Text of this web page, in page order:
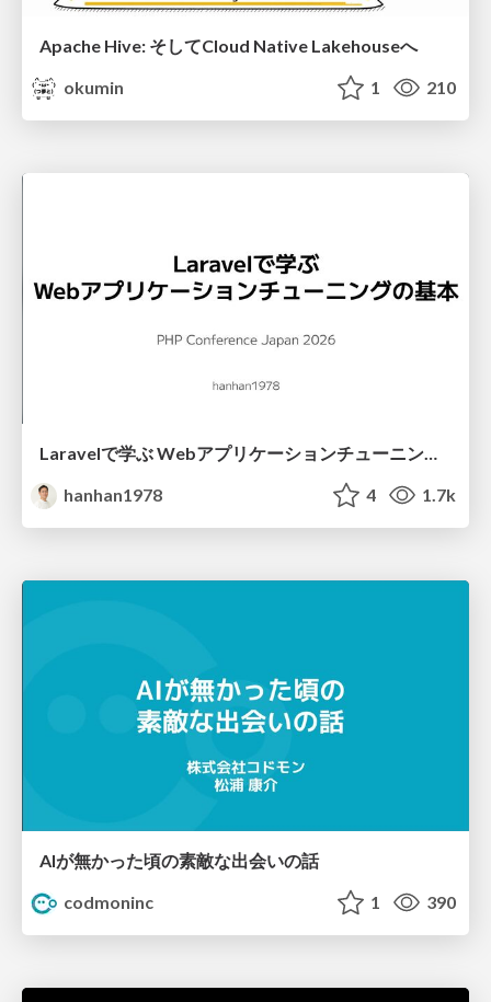
Apache Hive: そしてCloud Native Lakehouseへ
okumin
1 210
Laravelで学ぶ Webアプリケーションチューニング入門/web_application_tuning_101
hanhan1978
4 1.7k
AIが無かった頃の素敵な出会いの話
codmoninc
1 390